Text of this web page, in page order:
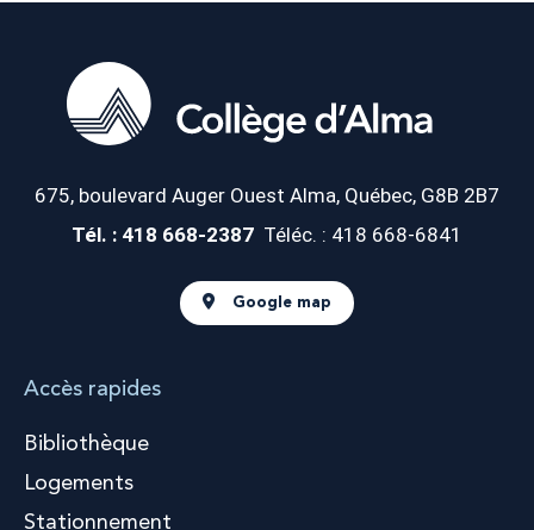
675, boulevard Auger Ouest Alma, Québec, G8B 2B7
Tél. : 418 668-2387 Téléc. : 418 668-6841
Google map
Accès rapides
Bibliothèque
Logements
Stationnement